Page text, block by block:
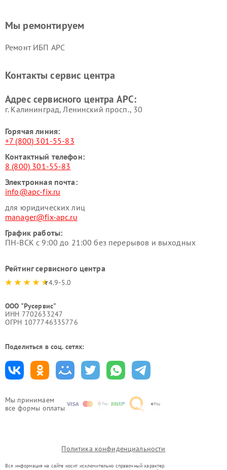
Мы принимаем
все формы оплаты
Мы ремонтируем
Ремонт ИБП APC
Контакты сервис центра
Адрес сервисного центра APC:
г. Калининград, Ленинский просп., 30
Горячая линия:
+7 (800) 301-55-83
Контактный телефон:
8 (800) 301-55-83
Электронная почта:
info@apc-fix.ru
для юридических лиц
manager@fix-apc.ru
График работы:
ПН-ВСК с 9:00 до 21:00 без перерывов и выходных
Рейтинг сервисного центра
4.9-5.0
ООО "Русервис"
ИНН 7702633247
ОГРН 1077746335776
Поделиться в соц. сетях:
Политика конфиденциальности
Вся информация на сайте носит исключительно справочный характер.